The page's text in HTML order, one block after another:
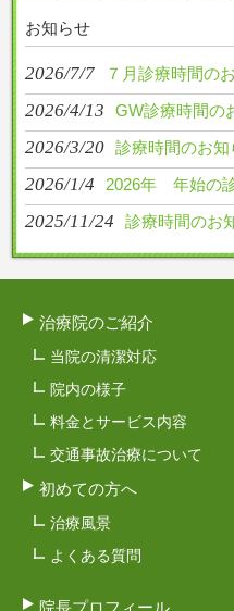
お知らせ
2026/7/7 ７月診療時間の
2026/4/13 GW診療時間の
2026/3/20 診療時間のお知
2026/1/4 2026年 年始の
2025/11/24 診療時間のお
治療院のご紹介
当院の清潔対応
院内の様子
料金とサービス内容
交通事故治療について
初めての方へ
治療風景
よくある質問
院長プロフィール